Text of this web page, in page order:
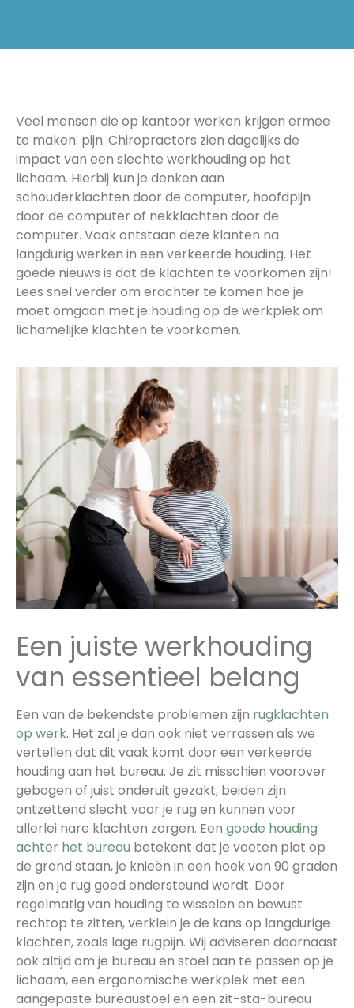
Veel mensen die op kantoor werken krijgen ermee
te maken: pijn. Chiropractors zien dagelijks de
impact van een slechte werkhouding op het
lichaam. Hierbij kun je denken aan
schouderklachten door de computer, hoofdpijn
door de computer of nekklachten door de
computer. Vaak ontstaan deze klanten na
langdurig werken in een verkeerde houding. Het
goede nieuws is dat de klachten te voorkomen zijn!
Lees snel verder om erachter te komen hoe je
moet omgaan met je houding op de werkplek om
lichamelijke klachten te voorkomen.
Een juiste werkhouding
van essentieel belang
Een van de bekendste problemen zijn rugklachten
op werk. Het zal je dan ook niet verrassen als we
vertellen dat dit vaak komt door een verkeerde
houding aan het bureau. Je zit misschien voorover
gebogen of juist onderuit gezakt, beiden zijn
ontzettend slecht voor je rug en kunnen voor
allerlei nare klachten zorgen. Een goede houding
achter het bureau betekent dat je voeten plat op
de grond staan, je knieën in een hoek van 90 graden
zijn en je rug goed ondersteund wordt. Door
regelmatig van houding te wisselen en bewust
rechtop te zitten, verklein je de kans op langdurige
klachten, zoals lage rugpijn. Wij adviseren daarnaast
ook altijd om je bureau en stoel aan te passen op je
lichaam, een ergonomische werkplek met een
aangepaste bureaustoel en een zit-sta-bureau